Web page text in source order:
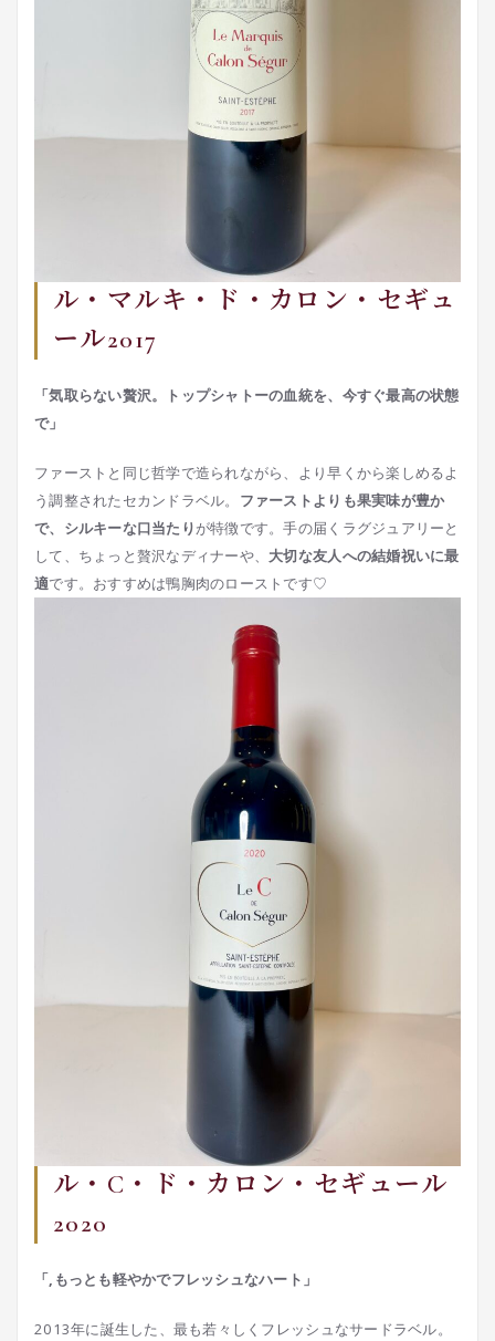
ル・マルキ・ド・カロン・セギュ
ール2017
「気取らない贅沢。トップシャトーの血統を、今すぐ最高の状態
で」
ファーストと同じ哲学で造られながら、より早くから楽しめるよ
う調整されたセカンドラベル。 ファーストよりも果実味が豊か
で、シルキーな口当たりが特徴です。手の届くラグジュアリーと
して、ちょっと贅沢なディナーや、 大切な友人への結婚祝いに最
適です。おすすめは鴨胸肉のローストです♡
ル・C・ド・カロン・セギュール
2020
「,もっとも軽やかでフレッシュなハート」
2013年に誕生した、最も若々しくフレッシュなサードラベル。